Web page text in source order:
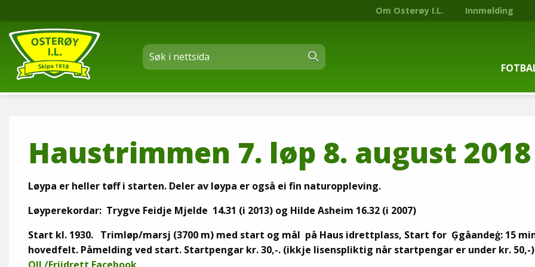
Om Osterøy I.L. Innmelding
Haustrimmen 7. løp 8. august 2018
Løypa er heller tøff i starten. Deler av løypa er også ei fin naturoppleving.
Løyperekordar: Trygve Feidje Mjelde 14.31 (i 2013) og Hilde Asheim 16.32 (i 2007)
Start kl. 1930. Trimløp/marsj (3700 m) med start og mål på Haus idrettplass, Start for Ģgåandeģ: 15
hovedfelt. Påmelding ved start. Startpengar kr. 30,-. (ikkje lisenspliktig når startpengar er under kr. 50,-